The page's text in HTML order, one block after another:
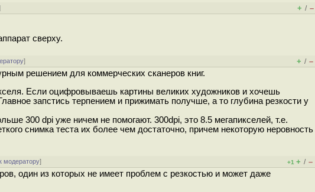
+ / –
сверху.
] + / –
решением для коммерческих сканеров книг.
Если оцифровываешь картины великих художников и хочешь
запстись терпением и прижимать получше, а то глубина резкости у
300 dpi уже ничем не помогают. 300dpi, это 8.5 мегапикселей, т.е.
снимка теста их более чем достаточно, причем некоторую неровность
модератору] +1 + / –
один из которых не имеет проблем с резкостью и может даже